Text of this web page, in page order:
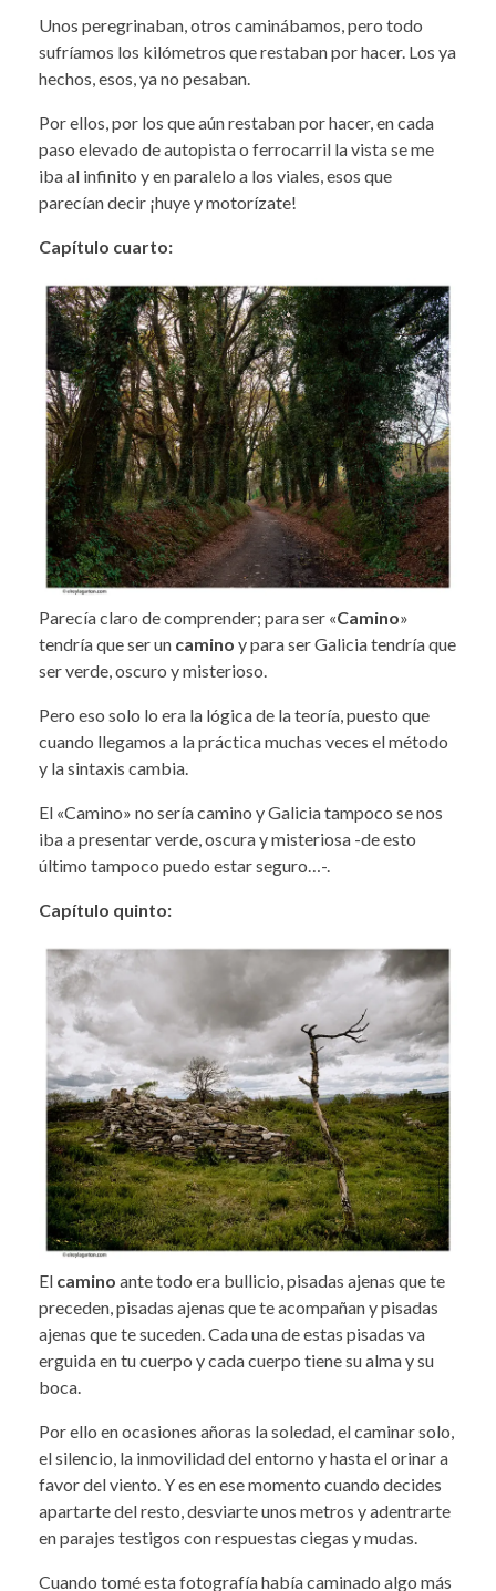
Unos peregrinaban, otros caminábamos, pero todo
sufríamos los kilómetros que restaban por hacer. Los ya
hechos, esos, ya no pesaban.
Por ellos, por los que aún restaban por hacer, en cada
paso elevado de autopista o ferrocarril la vista se me
iba al infinito y en paralelo a los viales, esos que
parecían decir ¡huye y motorízate!
Capítulo cuarto:
Parecía claro de comprender; para ser «Camino»
tendría que ser un camino y para ser Galicia tendría que
ser verde, oscuro y misterioso.
Pero eso solo lo era la lógica de la teoría, puesto que
cuando llegamos a la práctica muchas veces el método
y la sintaxis cambia.
El «Camino» no sería camino y Galicia tampoco se nos
iba a presentar verde, oscura y misteriosa -de esto
último tampoco puedo estar seguro…-.
Capítulo quinto:
El camino ante todo era bullicio, pisadas ajenas que te
preceden, pisadas ajenas que te acompañan y pisadas
ajenas que te suceden. Cada una de estas pisadas va
erguida en tu cuerpo y cada cuerpo tiene su alma y su
boca.
Por ello en ocasiones añoras la soledad, el caminar solo,
el silencio, la inmovilidad del entorno y hasta el orinar a
favor del viento. Y es en ese momento cuando decides
apartarte del resto, desviarte unos metros y adentrarte
en parajes testigos con respuestas ciegas y mudas.
Cuando tomé esta fotografía había caminado algo más